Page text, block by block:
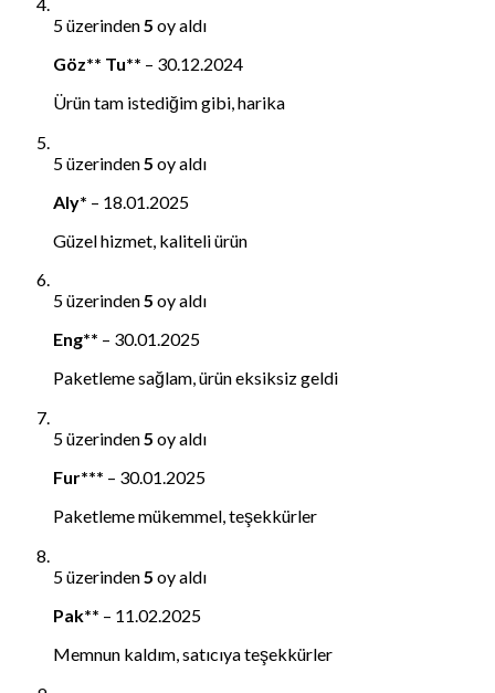
5 üzerinden5 oy aldı
Göz** Tu** – 30.12.2024
Ürün tam istediğim gibi, harika
5 üzerinden5 oy aldı
Aly* – 18.01.2025
Güzel hizmet, kaliteli ürün
5 üzerinden5 oy aldı
Eng** – 30.01.2025
Paketleme sağlam, ürün eksiksiz geldi
5 üzerinden5 oy aldı
Fur*** – 30.01.2025
Paketleme mükemmel, teşekkürler
5 üzerinden5 oy aldı
Pak** – 11.02.2025
Memnun kaldım, satıcıya teşekkürler